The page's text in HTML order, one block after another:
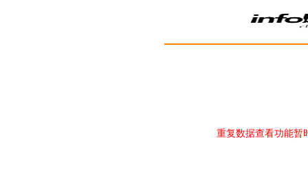
重复数据查看功能暂